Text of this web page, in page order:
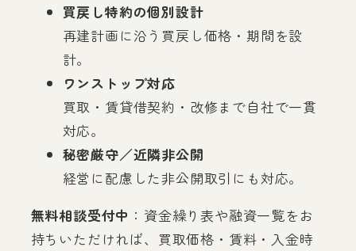
買戻し特約の個別設計
再建計画に沿う買戻し価格・期間を設
計。
ワンストップ対応
買取・賃貸借契約・改修まで自社で一貫
対応。
秘密厳守／近隣非公開
経営に配慮した非公開取引にも対応。
無料相談受付中 ：資金繰り表や融資一覧をお
持ちいただければ、買取価格・賃料・入金時